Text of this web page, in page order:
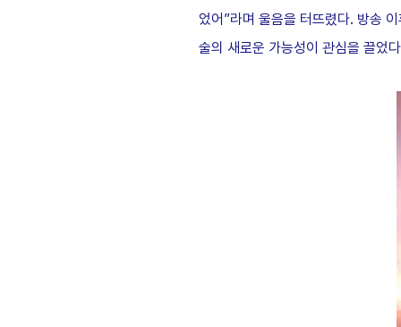
었어”라며 울음을 터뜨렸다. 방송
술의 새로운 가능성이 관심을 끌었